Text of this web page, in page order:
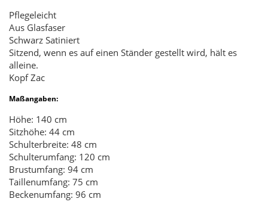
Pflegeleicht
Aus Glasfaser
Schwarz Satiniert
Sitzend, wenn es auf einen Ständer gestellt wird, hält es
alleine.
Kopf Zac
Maßangaben:
Höhe: 140 cm
Sitzhöhe: 44 cm
Schulterbreite: 48 cm
Schulterumfang: 120 cm
Brustumfang: 94 cm
Taillenumfang: 75 cm
Beckenumfang: 96 cm